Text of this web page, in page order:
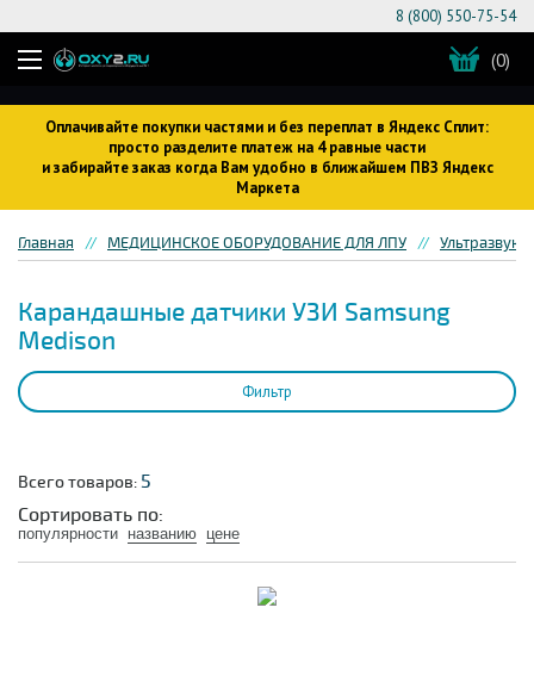
Оплачивайте покупки частями и без переплат в Яндекс Сплит:
просто разделите платеж на 4 равные части
и забирайте заказ когда Вам удобно в ближайшем ПВЗ Яндекс
Маркета
8 (800) 550-75-54
(0)
Главная МЕДИЦИНСКОЕ ОБОРУДОВАНИЕ ДЛЯ ЛПУ
Карандашные датчики УЗИ Samsung
Medison
Фильтр
Всего товаров:5
Сортировать по:
популярности названию цене